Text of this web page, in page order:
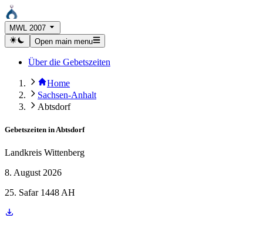
MWL 2007
Open main menu
Über die Gebetszeiten
Home
Sachsen-Anhalt
Abtsdorf
Gebetszeiten in Abtsdorf
Landkreis Wittenberg
8. August 2026
25. Safar 1448 AH